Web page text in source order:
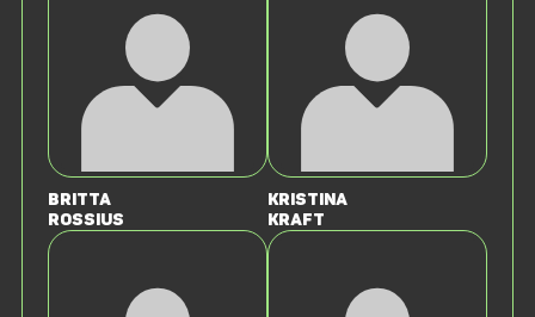
Britta
Rossius
Kristina
Kraft